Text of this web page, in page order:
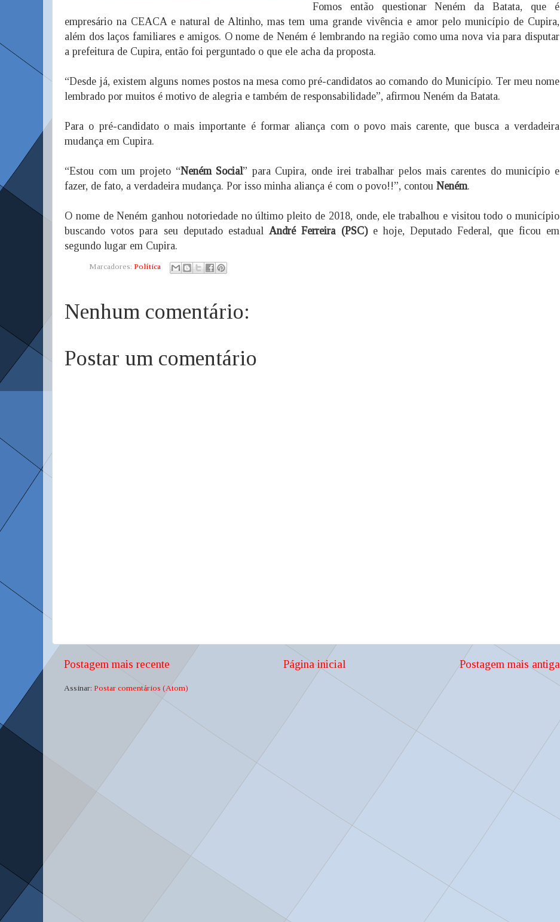
Fomos então questionar Neném da Batata, que é
empresário na CEACA e natural de Altinho, mas tem uma grande vivência e amor pelo município de Cupira,
além dos laços familiares e amigos. O nome de Neném é lembrando na região como uma nova via para disputar
a prefeitura de Cupira, então foi perguntado o que ele acha da proposta.
“Desde já, existem alguns nomes postos na mesa como pré-candidatos ao comando do Município. Ter meu nome
lembrado por muitos é motivo de alegria e também de responsabilidade”, afirmou Neném da Batata.
Para o pré-candidato o mais importante é formar aliança com o povo mais carente, que busca a verdadeira
mudança em Cupira.
“Estou com um projeto “Neném Social” para Cupira, onde irei trabalhar pelos mais carentes do município e
fazer, de fato, a verdadeira mudança. Por isso minha aliança é com o povo!!”, contou Neném.
O nome de Neném ganhou notoriedade no último pleito de 2018, onde, ele trabalhou e visitou todo o município
buscando votos para seu deputado estadualAndré Ferreira (PSC)e hoje, Deputado Federal, que ficou em
segundo lugar em Cupira.
Marcadores: Política
Nenhum comentário:
Postar um comentário
Postagem mais recente Postagem mais antiga
Página inicial
Assinar: Postar comentários (Atom)